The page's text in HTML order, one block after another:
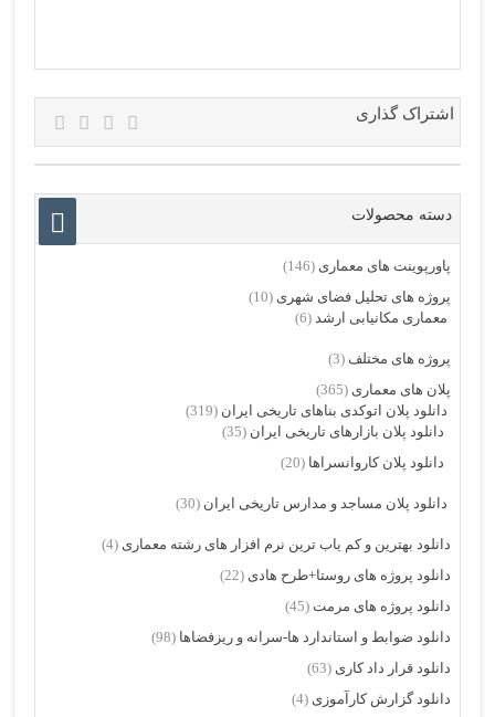
اشتراک گذاری
دسته محصولات
پاورپوینت های معماری (146)
پروژه های تحلیل فضای شهری (10)
معماری مکانیابی ارشد (6)
پروژه های مختلف (3)
پلان های معماری (365)
دانلود پلان اتوکدی بناهای تاریخی ایران (319)
دانلود پلان بازارهای تاریخی ایران (35)
دانلود پلان کاروانسراها (20)
دانلود پلان مساجد و مدارس تاریخی ایران (30)
دانلود بهترین و کم یاب ترین نرم افزار های رشته معماری (4)
دانلود پروژه های روستا+طرح هادی (22)
دانلود پروژه های مرمت (45)
دانلود ضوابط و استاندارد ها-سرانه و ریزفضاها (98)
دانلود قرار داد کاری (63)
دانلود گزارش کارآموزی (4)